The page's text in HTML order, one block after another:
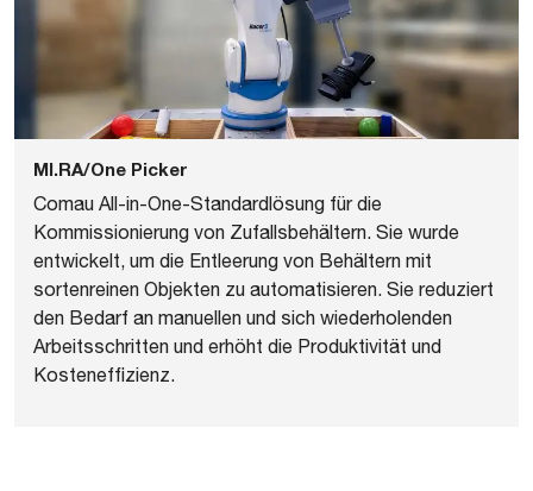
MI.RA/One Picker
Comau All-in-One-Standardlösung für die
Kommissionierung von Zufallsbehältern. Sie wurde
entwickelt, um die Entleerung von Behältern mit
sortenreinen Objekten zu automatisieren. Sie reduziert
den Bedarf an manuellen und sich wiederholenden
Arbeitsschritten und erhöht die Produktivität und
Kosteneffizienz.